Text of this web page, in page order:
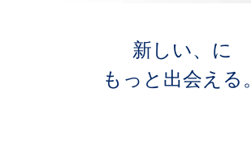
新しい、に
もっと出会える。